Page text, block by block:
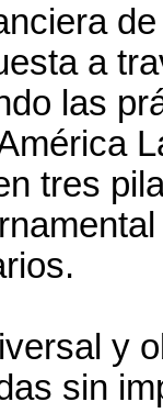
a
las
tres
y
sin